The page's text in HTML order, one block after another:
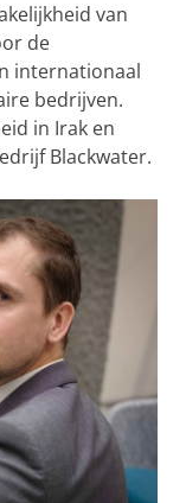
van
de
internationaal
bedrijven.
in Irak en
Blackwater.